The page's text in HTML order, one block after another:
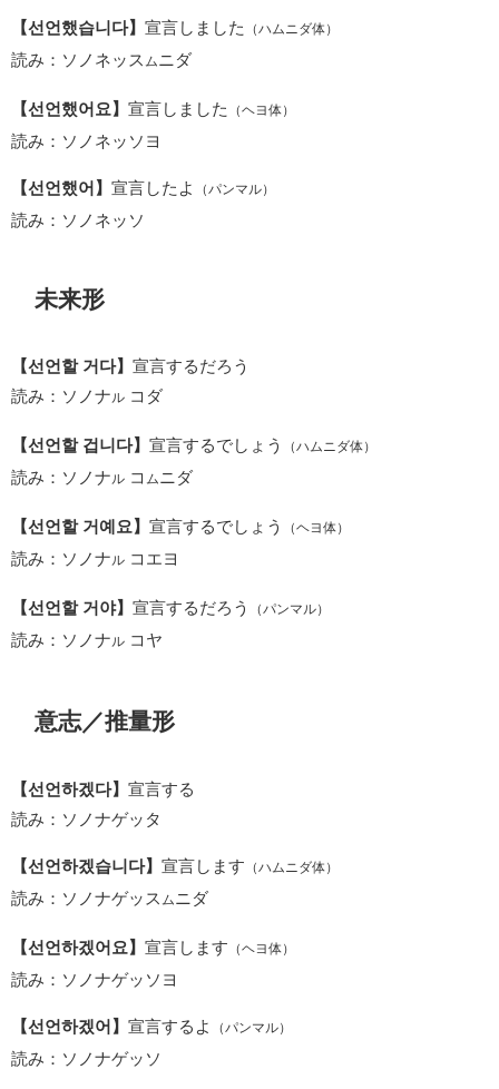
【선언했습니다】 宣言しました （ハムニダ体）
読み：ソノネッス ム ニダ
【선언했어요】 宣言しました （ヘヨ体）
読み：ソノネッソヨ
【선언했어】 宣言したよ （パンマル）
読み：ソノネッソ
未来形
【선언할 거다】 宣言するだろう
読み：ソノナ ル コダ
【선언할 겁니다】 宣言するでしょう （ハムニダ体）
読み：ソノナ ル コ ムニダ
【선언할 거예요】 宣言するでしょう （ヘヨ体）
読み：ソノナ ル コエヨ
【선언할 거야】 宣言するだろう （パンマル）
読み：ソノナ ル コヤ
意志／推量形
【선언하겠다】 宣言する
読み：ソノナゲッタ
【선언하겠습니다】 宣言します （ハムニダ体）
読み：ソノナゲッス ム ニダ
【선언하겠어요】 宣言します （ヘヨ体）
読み：ソノナゲッソヨ
【선언하겠어】 宣言するよ （パンマル）
読み：ソノナゲッソ